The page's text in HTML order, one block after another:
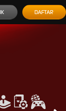
DAFTAR